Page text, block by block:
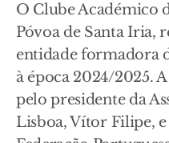
O Clube Académico
Póvoa de Santa Iria,
entidade formadora
à época 2024/2025.
pelo presidente da
Lisboa, Vítor Filipe,